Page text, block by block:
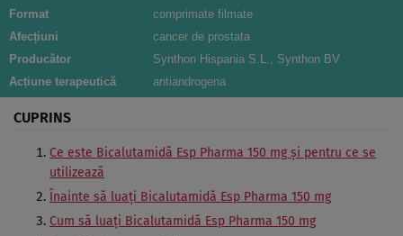
Format
comprimate filmate
Afecțiuni
cancer de prostata
Producător
Synthon Hispania S.L., Synthon BV
Acțiune terapeutică
antiandrogena
CUPRINS
Ce este Bicalutamidă Esp Pharma 150 mg şi pentru ce se
utilizează
Înainte să luaţi Bicalutamidă Esp Pharma 150 mg
Cum să luaţi Bicalutamidă Esp Pharma 150 mg